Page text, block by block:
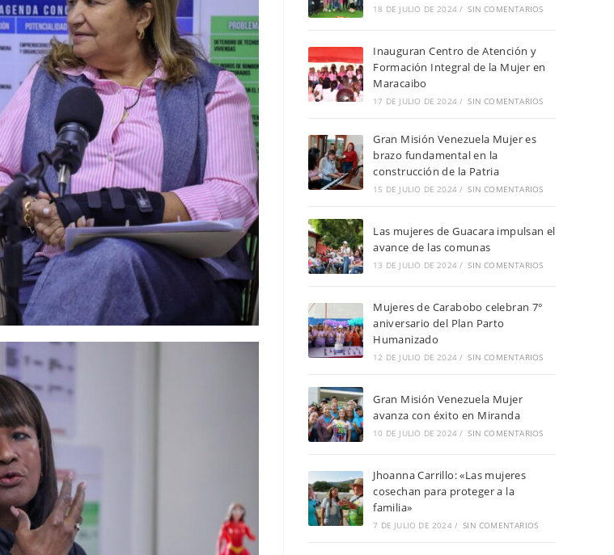
18 DE JULIO DE 2024 / SIN COMENTARIOS
Inauguran Centro de Atención y
Formación Integral de la Mujer en
Maracaibo
17 DE JULIO DE 2024 / SIN COMENTARIOS
Gran Misión Venezuela Mujer es
brazo fundamental en la
construcción de la Patria
15 DE JULIO DE 2024 / SIN COMENTARIOS
Las mujeres de Guacara impulsan el
avance de las comunas
13 DE JULIO DE 2024 / SIN COMENTARIOS
Mujeres de Carabobo celebran 7°
aniversario del Plan Parto
Humanizado
12 DE JULIO DE 2024 / SIN COMENTARIOS
Gran Misión Venezuela Mujer
avanza con éxito en Miranda
10 DE JULIO DE 2024 / SIN COMENTARIOS
Jhoanna Carrillo: «Las mujeres
cosechan para proteger a la
familia»
7 DE JULIO DE 2024 / SIN COMENTARIOS